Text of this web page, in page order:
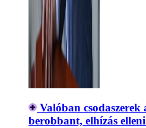
Valóban csodaszerek
berobbant, elhízás